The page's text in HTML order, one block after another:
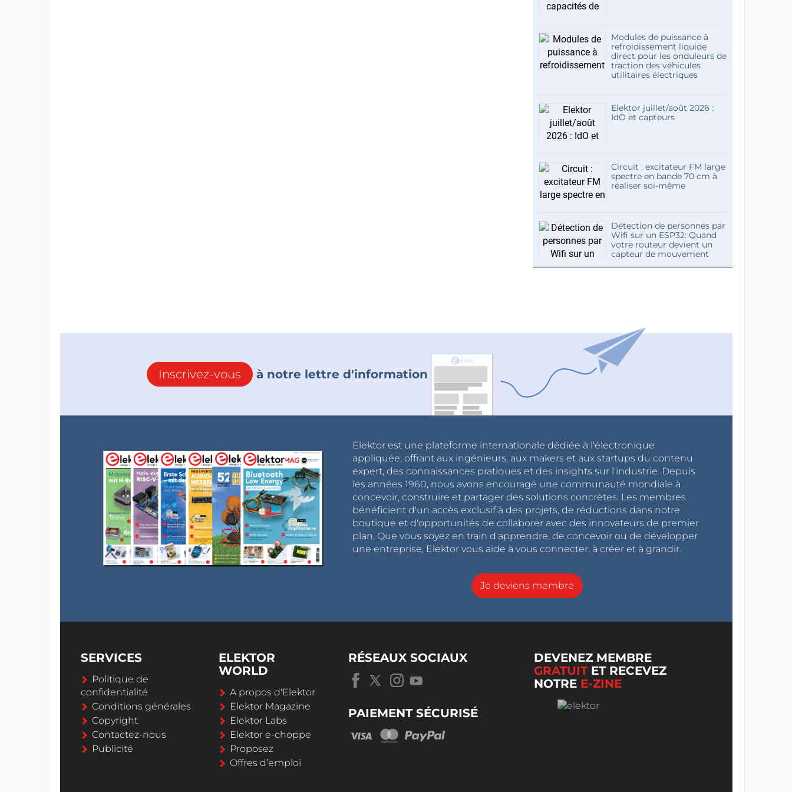
Modules de puissance à
refroidissement liquide
direct pour les onduleurs de
traction des véhicules
utilitaires électriques
Elektor juillet/août 2026 :
IdO et capteurs
Circuit : excitateur FM large
spectre en bande 70 cm à
réaliser soi-même
Détection de personnes par
Wifi sur un ESP32: Quand
votre routeur devient un
capteur de mouvement
Inscrivez-vous à notre lettre d'information
Elektor est une plateforme internationale dédiée à l'électronique
appliquée, offrant aux ingénieurs, aux makers et aux startups du contenu
expert, des connaissances pratiques et des insights sur l'industrie. Depuis
les années 1960, nous avons encouragé une communauté mondiale à
concevoir, construire et partager des solutions concrètes. Les membres
bénéficient d'un accès exclusif à des projets, de réductions dans notre
boutique et d'opportunités de collaborer avec des innovateurs de premier
plan. Que vous soyez en train d'apprendre, de concevoir ou de développer
une entreprise, Elektor vous aide à vous connecter, à créer et à grandir.
Je deviens membre
SERVICES
Politique de
confidentialité
Conditions générales
Copyright
Contactez-nous
Publicité
ELEKTOR
WORLD
A propos d'Elektor
Elektor Magazine
Elektor Labs
Elektor e-choppe
Proposez
Offres d’emploi
RÉSEAUX SOCIAUX
PAIEMENT SÉCURISÉ
DEVENEZ MEMBRE
GRATUITET RECEVEZ
NOTRE E-ZINE